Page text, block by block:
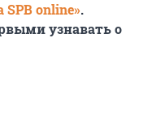
SPB online».
узнавать о